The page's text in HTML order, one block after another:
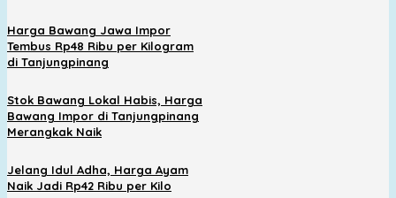
Harga Bawang Jawa Impor
Tembus Rp48 Ribu per Kilogram
di Tanjungpinang
Stok Bawang Lokal Habis, Harga
Bawang Impor di Tanjungpinang
Merangkak Naik
Jelang Idul Adha, Harga Ayam
Naik Jadi Rp42 Ribu per Kilo